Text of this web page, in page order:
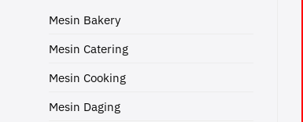
Mesin Bakery
Mesin Catering
Mesin Cooking
Mesin Daging